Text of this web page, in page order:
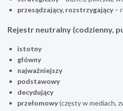
przesądzający, rozstrzygający–
Rejestr neutralny (codzienny,
istotny
główny
najważniejszy
podstawowy
decydujący
przełomowy(częsty w mediach,